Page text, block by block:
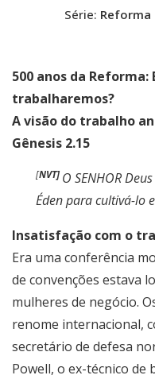
Série:
500 anos da Reforma:
trabalharemos?
A visão do trabalho
Gênesis 2.15
[NVT] O SENHOR
Éden para cultivá-lo
Insatisfação com o
Era uma conferência
de convenções estava
mulheres de negócio.
renome internacional,
secretário de defesa
Powell, o ex-técnico